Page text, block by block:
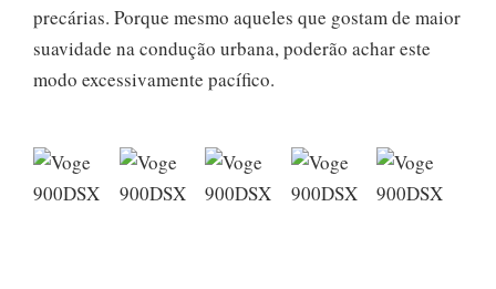
precárias. Porque mesmo aqueles que gostam de maior
suavidade na condução urbana, poderão achar este
modo excessivamente pacífico.